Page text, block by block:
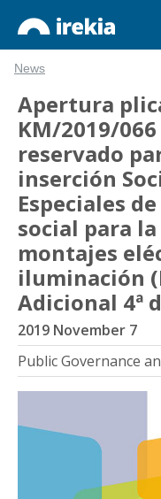
News
Apertura
KM/2019/
reservado
inserción
Especiales
social para
montajes
iluminación
Adicional 4ª
2019 November 7
Public Governance